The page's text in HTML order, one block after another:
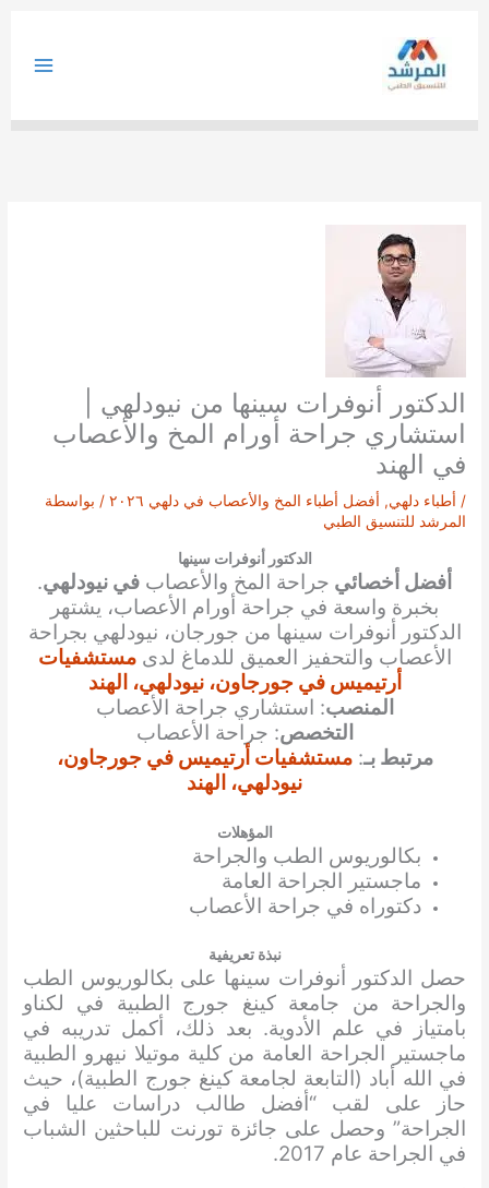
الدكتور أنوفرات سينها من نيودلهي |
استشاري جراحة أورام المخ والأعصاب
في الهند
/ أطباء دلهي, أفضل أطباء المخ والأعصاب في دلهي ٢٠٢٦
/ بواسطة
المرشد للتنسيق الطبي
الدكتور أنوفرات سينها
أفضل أخصائي جراحة المخ والأعصاب في نيودلهي.
بخبرة واسعة في جراحة أورام الأعصاب، يشتهر
الدكتور أنوفرات سينها من جورجان، نيودلهي بجراحة
الأعصاب والتحفيز العميق للدماغ لدى مستشفيات
أرتيميس في جورجاون، نيودلهي، الهند
المنصب: استشاري جراحة الأعصاب
التخصص: جراحة الأعصاب
مرتبط بـ:مستشفيات أرتيميس في جورجاون،
نيودلهي، الهند
المؤهلات
بكالوريوس الطب والجراحة
ماجستير الجراحة العامة
دكتوراه في جراحة الأعصاب
نبذة تعريفية
حصل الدكتور أنوفرات سينها على بكالوريوس الطب
والجراحة من جامعة كينغ جورج الطبية في لكناو
بامتياز في علم الأدوية. بعد ذلك، أكمل تدريبه في
ماجستير الجراحة العامة من كلية موتيلا نيهرو الطبية
في الله أباد (التابعة لجامعة كينغ جورج الطبية)، حيث
حاز على لقب “أفضل طالب دراسات عليا في
الجراحة” وحصل على جائزة تورنت للباحثين الشباب
في الجراحة عام 2017.